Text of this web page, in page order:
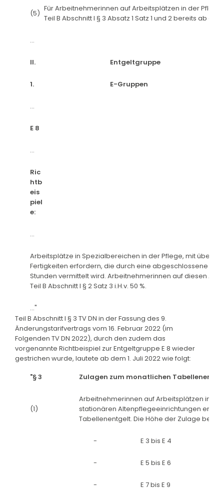
(5)
Für Arbeitnehmerinnen auf Arbeitsplätzen in der
Teil B Abschnitt I § 3 Absatz 1 Satz 1 und 2 bereits ab dem
...
II. Entgeltgruppe
1. E-Gruppen
...
E 8
...
Ric
htb
eis
piel
e:
...
Arbeitsplätze in Spezialbereichen in der Pflege, mit
Fertigkeiten erfordern, die durch eine abgeschlossene
Stunden vermittelt wird. Arbeitnehmerinnen auf diesen
Teil B Abschnitt I § 2 Satz 3 i.H.v. 50 %.
..."
Teil B Abschnitt I § 3 TV DN in der Fassung des 9.
Änderungstarifvertrags vom 16. Februar 2022 (im
Folgenden TV DN 2022), durch den zudem das
vorgenannte Richtbeispiel zur Entgeltgruppe E 8 wieder
gestrichen wurde, lautete ab dem 1. Juli 2022 wie folgt:
"§ 3
Zulagen zum monatlichen
(1)
Arbeitnehmerinnen auf Arbeitsplätzen in
stationären Altenpflegeeinrichtungen
Tabellenentgelt. Die Höhe der Zulage
- E 3 bis E 4
- E 5 bis E 6
- E 7 bis E 9